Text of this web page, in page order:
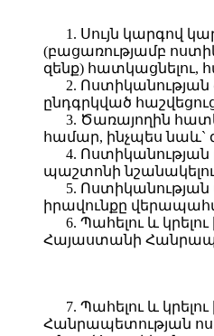
1. Սույն կարգով
(բացառությամբ
զենք) հատկացնելու,
2. Ոստիկանության
ընդգրկված
3. Ծառայողին
համար, ինչպես
4. Ոստիկանության
պաշտոնի
5.
իրավունքը
6. Պահելու և
Հայաստանի
7. Պահելու և
Հանրապետության